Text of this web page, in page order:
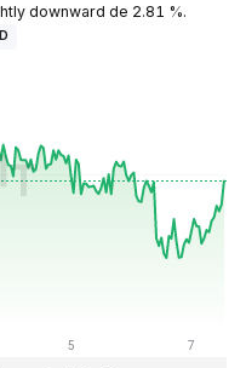
downward de 2.81 %.